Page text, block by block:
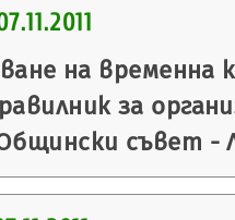
на временна
за
съвет -